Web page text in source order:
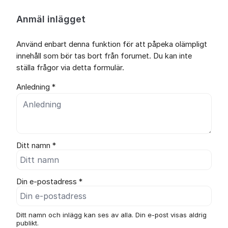
Anmäl inlägget
Använd enbart denna funktion för att påpeka olämpligt
innehåll som bör tas bort från forumet. Du kan inte
ställa frågor via detta formulär.
Anledning *
Ditt namn *
Din e-postadress *
Ditt namn och inlägg kan ses av alla. Din e-post visas aldrig
publikt.